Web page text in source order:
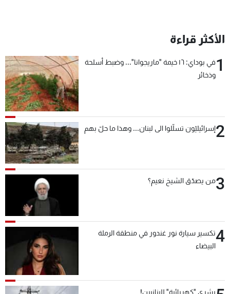
الأكثر قراءة
1
في بوداي: ١٦ خيمة "ماريجوانا"... وضبط أسلحة
وذخائر
2إسرائيليّون تسلّلوا الى لبنان... وهذا ما حلّ بهم
3من يصدّق الشيخ نعيم؟
4تكسير سيارة نور غندور في منطقة الرملة
البيضاء
بشرى "كهربائية" للبنانيين!